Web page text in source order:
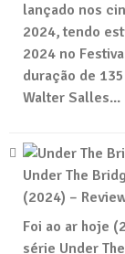
lançado nos
2024, tendo
2024 no
duração de
Walter Salles...
Under The
(2024) –
Foi ao ar hoje
série Under